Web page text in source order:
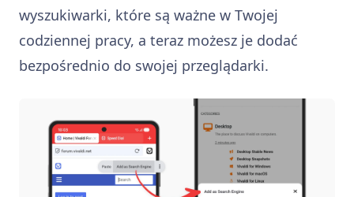
wyszukiwarki, które są ważne w Twojej
codziennej pracy, a teraz możesz je dodać
bezpośrednio do swojej przeglądarki.